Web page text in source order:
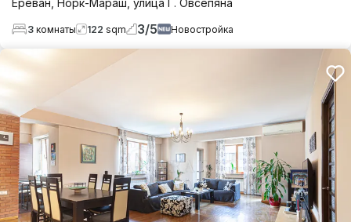
Ереван, Норк-Мараш, улица Г. Овсепяна
3 комнаты 122 sqm 3/5 Новостройка